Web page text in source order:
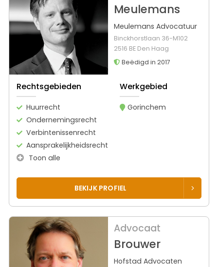
Meulemans
Meulemans Advocatuur
Binckhorstlaan 36-M102
2516 BE Den Haag
Beëdigd in 2017
Rechtsgebieden
Huurrecht
Ondernemingsrecht
Verbintenissenrecht
Aansprakelijkheidsrecht
Toon alle
Werkgebied
Gorinchem
BEKIJK PROFIEL
Advocaat
Brouwer
Hofstad Advocaten